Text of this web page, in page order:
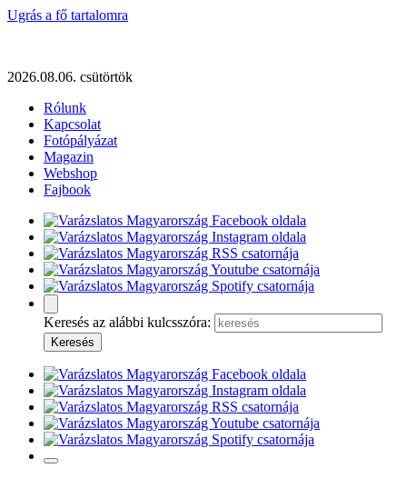
Ugrás a fő tartalomra
2026.08.06. csütörtök
Rólunk
Kapcsolat
Fotópályázat
Magazin
Webshop
Fajbook
Keresés az alábbi kulcsszóra: